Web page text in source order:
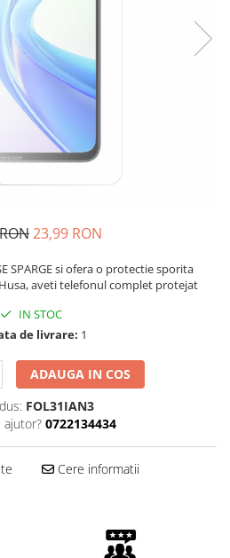
23,99 RON
SPARGE si ofera o protectie sporita
aveti telefonul complet protejat
IN STOC
de livrare: 1
ADAUGA IN COS
FOL31IAN3
ajutor? 0722134434
Cere informatii